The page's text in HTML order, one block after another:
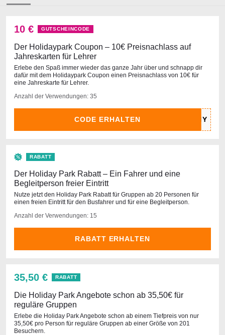
10 € GUTSCHEINCODE
Der Holidaypark Coupon – 10€ Preisnachlass auf
Jahreskarten für Lehrer
Erlebe den Spaß immer wieder das ganze Jahr über und schnapp dir
dafür mit dem Holidaypark Coupon einen Preisnachlass von 10€ für
eine Jahreskarte für Lehrer.
Anzahl der Verwendungen: 35
CODE ERHALTEN
RABATT
Der Holiday Park Rabatt – Ein Fahrer und eine
Begleitperson freier Eintritt
Nutze jetzt den Holiday Park Rabatt für Gruppen ab 20 Personen für
einen freien Eintritt für den Busfahrer und für eine Begleitperson.
Anzahl der Verwendungen: 15
RABATT ERHALTEN
35,50 € RABATT
Die Holiday Park Angebote schon ab 35,50€ für
reguläre Gruppen
Erlebe die Holiday Park Angebote schon ab einem Tiefpreis von nur
35,50€ pro Person für reguläre Gruppen ab einer Größe von 201
Besuchern.